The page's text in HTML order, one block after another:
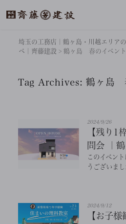
埼玉の工務店｜鶴ヶ島・川越エリア
ベ｜齊藤建設 >鶴ヶ島 春のイベント
Tag Archives:鶴ヶ島
2024/9/26
【残り1
問会 ｜
このイベン
うございまし
2024/9/12
【お子